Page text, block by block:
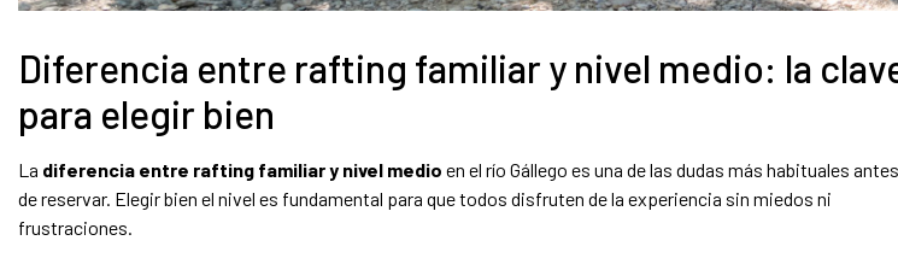
Diferencia entre rafting familiar y nivel medio: la
para elegir bien
La diferencia entre rafting familiar y nivel medio en el río Gállego es una de las dudas más habituales antes
de reservar. Elegir bien el nivel es fundamental para que todos disfruten de la experiencia sin miedos ni
frustraciones.